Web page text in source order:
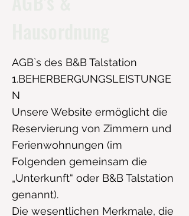
AGB`s des B&B Talstation
1.BEHERBERGUNGSLEISTUNGE
N
Unsere Website ermöglicht die
Reservierung von Zimmern und
Ferienwohnungen (im
Folgenden gemeinsam die
„Unterkunft“ oder B&B Talstation
genannt).
Die wesentlichen Merkmale, die